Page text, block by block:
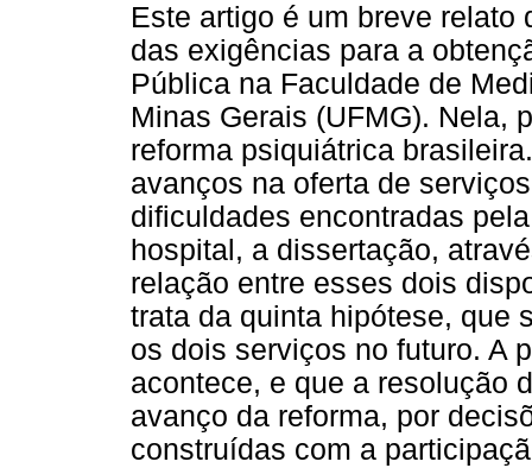
Este artigo é um breve
das exigências para a
Pública na Faculdade de
Minas Gerais (UFMG). Nela,
reforma psiquiátrica
avanços na oferta de
dificuldades encontradas
hospital, a dissertação,
relação entre esses dois
trata da quinta hipótese, que
os dois serviços no futuro. A
acontece, e que a resolução
avanço da reforma, por
construídas com a